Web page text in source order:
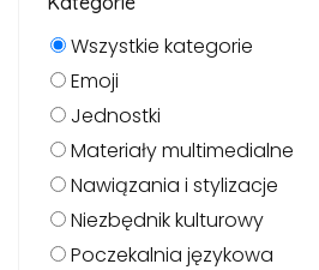
Wszystkie kategorie
Emoji
Jednostki
Materiały multimedialne
Nawiązania i stylizacje
Niezbędnik kulturowy
Poczekalnia językowa